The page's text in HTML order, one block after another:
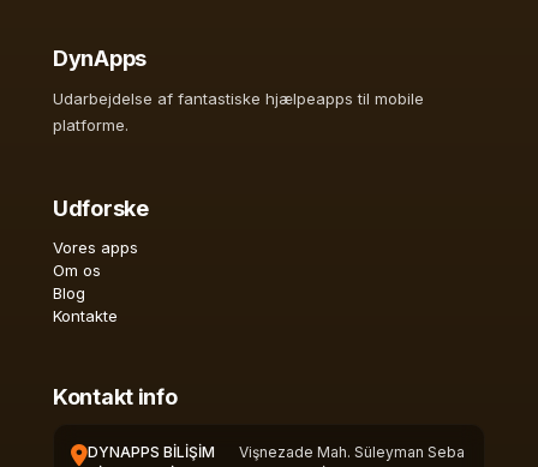
DynApps
Udarbejdelse af fantastiske hjælpeapps til mobile
platforme.
Udforske
Vores apps
Om os
Blog
Kontakte
Kontakt info
DYNAPPS BİLİŞİM
Vişnezade Mah. Süleyman Seba